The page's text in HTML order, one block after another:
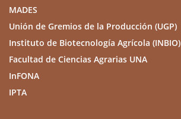
MADES
Unión de Gremios de la Producción (UGP)
Instituto de Biotecnología Agrícola (INBIO)
Facultad de Ciencias Agrarias UNA
InFONA
IPTA